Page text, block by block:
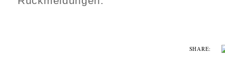
SHARE: